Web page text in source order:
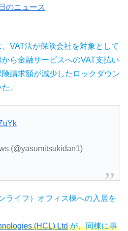
のニュース
VAT法が保険会社を対象として
ら金融サービスへのVAT支払い
請求額が減少したロックダウン
。
(@yasumitsukidan1)
ライフ）オフィス棟への入居を
(HCL) Ltdが、同棟に事